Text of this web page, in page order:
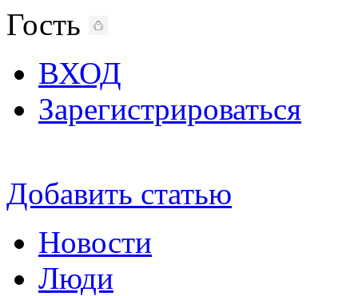
Гость
ВХОД
Зарегистрироваться
Добавить статью
Новости
Люди